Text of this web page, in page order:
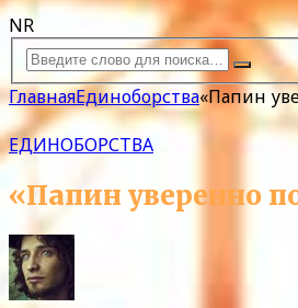
NR
ГлавнаяЕдиноборства«Папин
ЕДИНОБОРСТВА
«Папин уверенно